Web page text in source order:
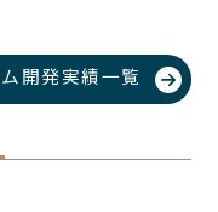
開発実績一覧